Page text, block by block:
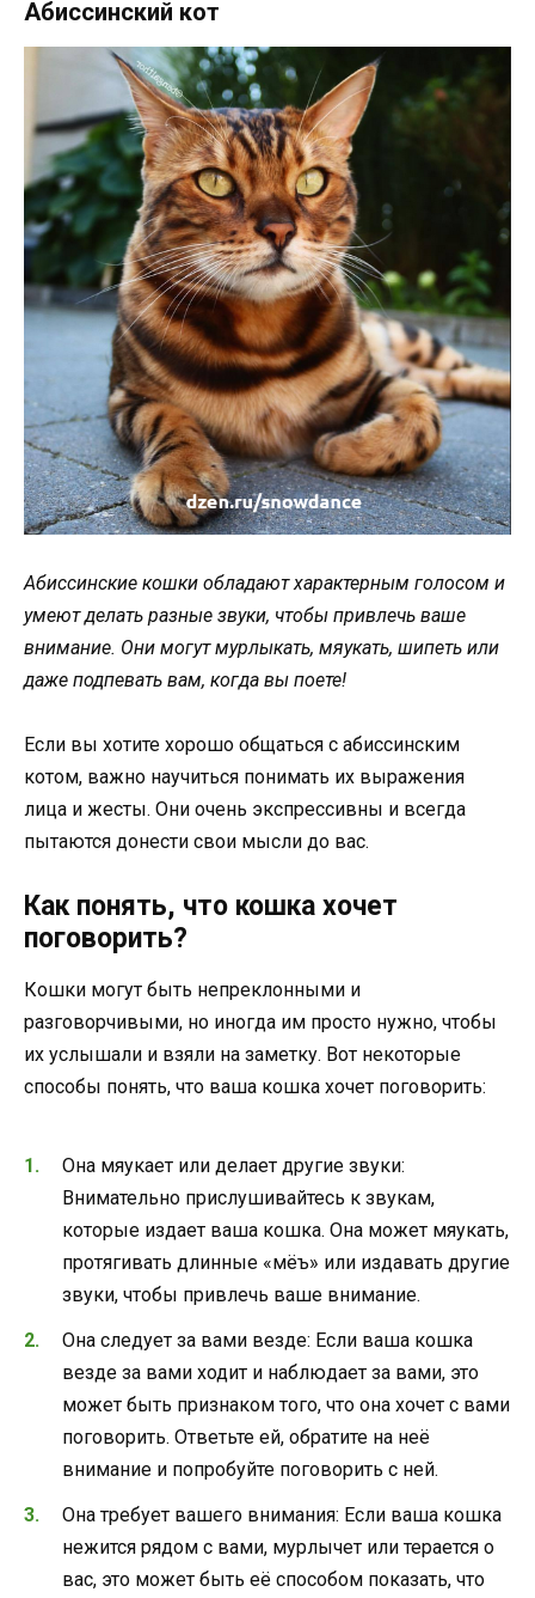
Абиссинский кот
Абиссинские кошки обладают характерным голосом и
умеют делать разные звуки, чтобы привлечь ваше
внимание. Они могут мурлыкать, мяукать, шипеть или
даже подпевать вам, когда вы поете!
Если вы хотите хорошо общаться с абиссинским
котом, важно научиться понимать их выражения
лица и жесты. Они очень экспрессивны и всегда
пытаются донести свои мысли до вас.
Как понять, что кошка хочет
поговорить?
Кошки могут быть непреклонными и
разговорчивыми, но иногда им просто нужно, чтобы
их услышали и взяли на заметку. Вот некоторые
способы понять, что ваша кошка хочет поговорить:
Она мяукает или делает другие звуки:
Внимательно прислушивайтесь к звукам,
которые издает ваша кошка. Она может мяукать,
протягивать длинные «мёъ» или издавать другие
звуки, чтобы привлечь ваше внимание.
Она следует за вами везде: Если ваша кошка
везде за вами ходит и наблюдает за вами, это
может быть признаком того, что она хочет с вами
поговорить. Ответьте ей, обратите на неё
внимание и попробуйте поговорить с ней.
Она требует вашего внимания: Если ваша кошка
нежится рядом с вами, мурлычет или терается о
вас, это может быть её способом показать, что